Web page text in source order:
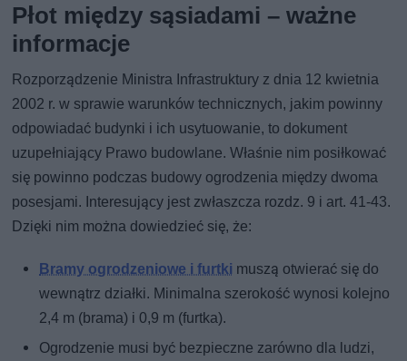
Płot między sąsiadami – ważne
informacje
Rozporządzenie Ministra Infrastruktury z dnia 12 kwietnia
2002 r. w sprawie warunków technicznych, jakim powinny
odpowiadać budynki i ich usytuowanie, to dokument
uzupełniający Prawo budowlane. Właśnie nim posiłkować
się powinno podczas budowy ogrodzenia między dwoma
posesjami. Interesujący jest zwłaszcza rozdz. 9 i art. 41-43.
Dzięki nim można dowiedzieć się, że:
Bramy ogrodzeniowe i furtki muszą otwierać się do
wewnątrz działki. Minimalna szerokość wynosi kolejno
2,4 m (brama) i 0,9 m (furtka).
Ogrodzenie musi być bezpieczne zarówno dla ludzi,